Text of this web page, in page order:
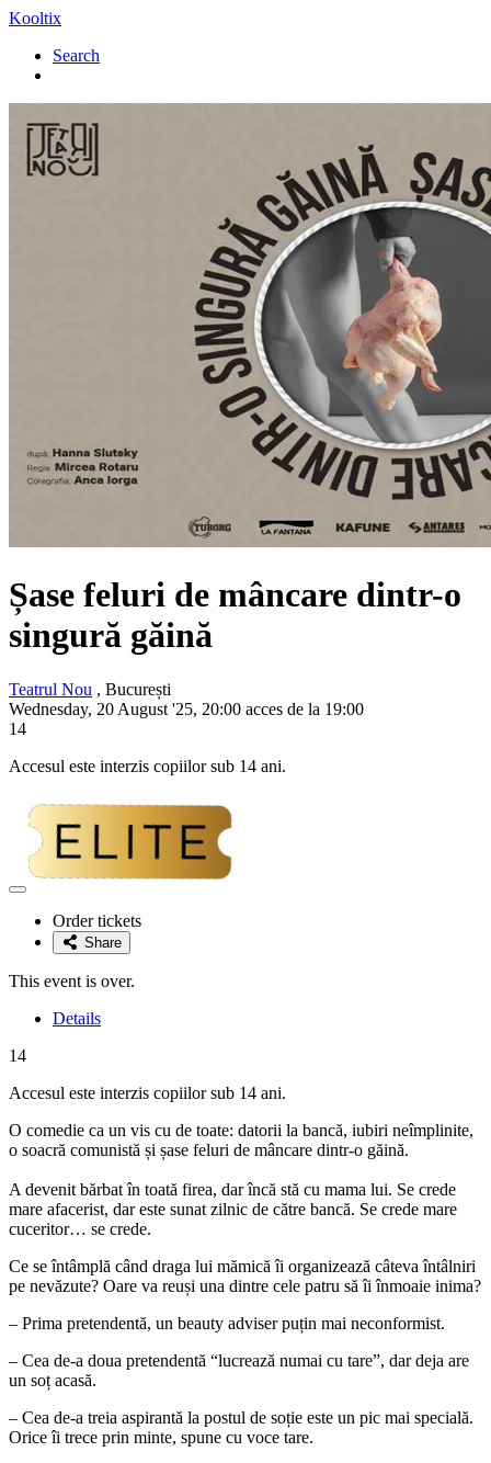
Kooltix
Search
Șase feluri de mâncare dintr-o
singură găină
Teatrul Nou , București
Wednesday, 20 August '25, 20:00 acces de la 19:00
14
Accesul este interzis copiilor sub 14 ani.
Adaugă
favoriteOrder tickets
Share
This event is over.
Details
14
Accesul este interzis copiilor sub 14 ani.
O comedie ca un vis cu de toate: datorii la bancă, iubiri neîmplinite,
o soacră comunistă și șase feluri de mâncare dintr-o găină.
A devenit bărbat în toată firea, dar încă stă cu mama lui. Se crede
mare afacerist, dar este sunat zilnic de către bancă. Se crede mare
cuceritor… se crede.
Ce se întâmplă când draga lui mămică îi organizează câteva întâlniri
pe nevăzute? Oare va reuși una dintre cele patru să îi înmoaie inima?
– Prima pretendentă, un beauty adviser puțin mai neconformist.
– Cea de-a doua pretendentă “lucrează numai cu tare”, dar deja are
un soț acasă.
– Cea de-a treia aspirantă la postul de soție este un pic mai specială.
Orice îi trece prin minte, spune cu voce tare.